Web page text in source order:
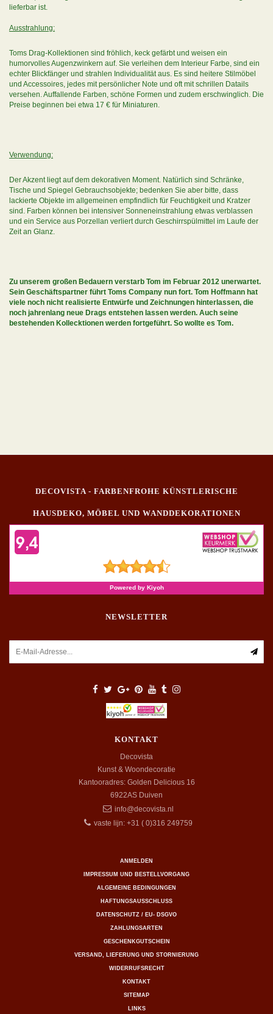
lieferbar ist.
Ausstrahlung:
Toms Drag-Kollektionen sind fröhlich, keck gefärbt und weisen ein
humorvolles Augenzwinkern auf. Sie verleihen dem Interieur Farbe, sind ein
echter Blickfänger und strahlen Individualität aus. Es sind heitere Stilmöbel
und Accessoires, jedes mit persönlicher Note und oft mit schrillen Datails
versehen. Auffallende Farben, schöne Formen und zudem erschwinglich. Die
Preise beginnen bei etwa 17 € für Miniaturen.
Verwendung:
Der Akzent liegt auf dem dekorativen Moment. Natürlich sind Schränke,
Tische und Spiegel Gebrauchsobjekte; bedenken Sie aber bitte, dass
lackierte Objekte im allgemeinen empfindlich für Feuchtigkeit und Kratzer
sind. Farben können bei intensiver Sonneneinstrahlung etwas verblassen
und ein Service aus Porzellan verliert durch Geschirrspülmittel im Laufe der
Zeit an Glanz.
Zu unserem großen Bedauern verstarb Tom im Februar 2012 unerwartet.
Sein Geschäftspartner führt Toms Company nun fort. Tom Hoffmann hat
viele noch nicht realisierte Entwürfe und Zeichnungen hinterlassen, die
noch jahrenlang neue Drags entstehen lassen werden. Auch seine
bestehenden Kollecktionen werden fortgeführt. So wollte es Tom.
DECOVISTA - FARBENFROHE KÜNSTLERISCHE
HAUSDEKO, MÖBEL UND WANDDEKORATIONEN
NEWSLETTER
KONTAKT
Decovista
Kunst & Woondecoratie
Kantooradres: Golden Delicious 16
6922AS Duiven
info@decovista.nl
vaste lijn: +31 ( 0)316 249759
ANMELDEN
IMPRESSUM UND BESTELLVORGANG
ALGEMEINE BEDINGUNGEN
HAFTUNGSAUSSCHLUSS
DATENSCHUTZ / EU- DSGVO
ZAHLUNGSARTEN
GESCHENKGUTSCHEIN
VERSAND, LIEFERUNG UND STORNIERUNG
WIDERRUFSRECHT
KONTAKT
SITEMAP
LINKS